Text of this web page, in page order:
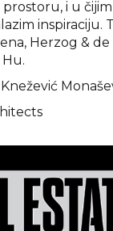
i u
inspiraciju.
Herzog &